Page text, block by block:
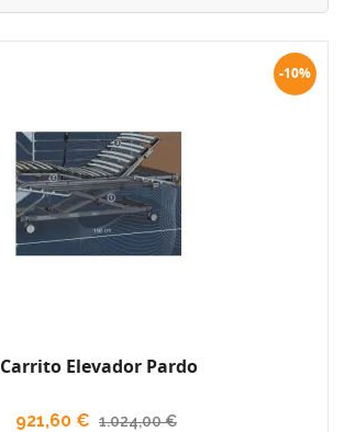
-10%
Carrito Elevador Pardo
921,60 € 1.024,00 €